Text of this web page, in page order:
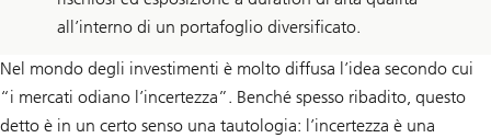
all’interno di un portafoglio diversificato.
Nel mondo degli investimenti è molto diffusa l’idea secondo cui
“i mercati odiano l’incertezza”. Benché spesso ribadito, questo
detto è in un certo senso una tautologia: l’incertezza è una